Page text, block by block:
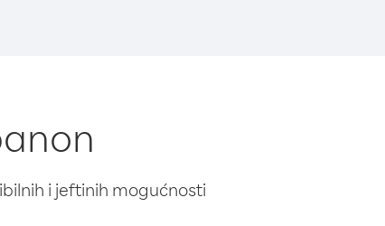
i jeftinih mogućnosti